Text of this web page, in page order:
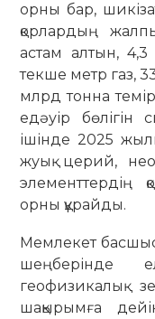
орны бар,
қорлардың
астам алтын,
текше метр газ,
млрд тонна
едәуір
ішінде 2025
жуық церий,
элементтердің
орны құрайды.
Мемлекет
шеңберінде
геофизикалық
шақырымға